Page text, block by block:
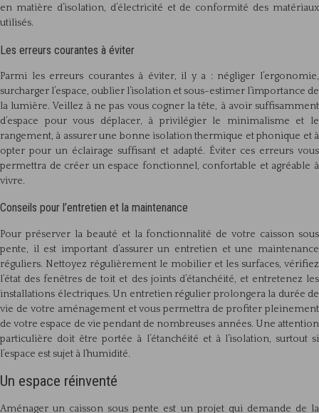
en matière d’isolation, d’électricité et de conformité des matériaux
utilisés.
Les erreurs courantes à éviter
Parmi les erreurs courantes à éviter, il y a : négliger l’ergonomie,
surcharger l’espace, oublier l’isolation et sous-estimer l’importance de
la lumière. Veillez à ne pas vous cogner la tête, à avoir suffisamment
d’espace pour vous déplacer, à privilégier le minimalisme et le
rangement, à assurer une bonne isolation thermique et phonique et à
opter pour un éclairage suffisant et adapté. Éviter ces erreurs vous
permettra de créer un espace fonctionnel, confortable et agréable à
vivre.
Conseils pour l’entretien et la maintenance
Pour préserver la beauté et la fonctionnalité de votre caisson sous
pente, il est important d’assurer un entretien et une maintenance
réguliers. Nettoyez régulièrement le mobilier et les surfaces, vérifiez
l’état des fenêtres de toit et des joints d’étanchéité, et entretenez les
installations électriques. Un entretien régulier prolongera la durée de
vie de votre aménagement et vous permettra de profiter pleinement
de votre espace de vie pendant de nombreuses années. Une attention
particulière doit être portée à l’étanchéité et à l’isolation, surtout si
l’espace est sujet à l’humidité.
Un espace réinventé
Aménager un caisson sous pente est un projet qui demande de la